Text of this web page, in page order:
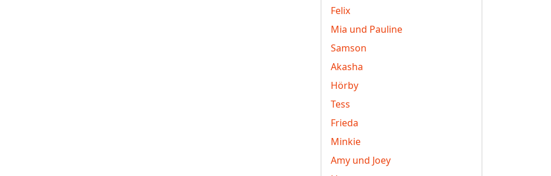
Felix
Mia und Pauline
Samson
Akasha
Hörby
Tess
Frieda
Minkie
Amy und Joey